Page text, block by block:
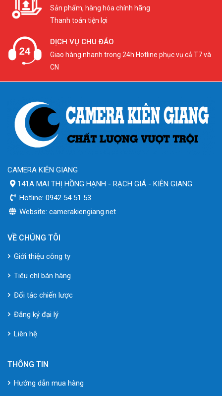
Sản phẩm, hàng hóa chính hãng
Thanh toán tiện lợi
DỊCH VỤ CHU ĐÁO
Giao hàng nhanh trong 24h Hotline phục vụ cả T7 và
CN
CAMERA KIÊN GIANG
141A MAI THỊ HỒNG HẠNH - RẠCH GIÁ - KIÊN GIANG
Hotline: 0942 54 51 53
Website: camerakiengiang.net
VỀ CHÚNG TÔI
Giới thiệu công ty
Tiêu chí bán hàng
Đối tác chiến lược
Đăng ký đại lý
Liên hệ
THÔNG TIN
Hướng dẫn mua hàng